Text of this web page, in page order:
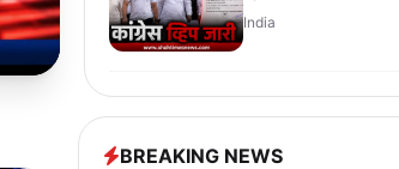
India
BREAKING NEWS